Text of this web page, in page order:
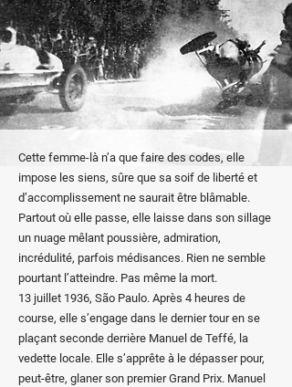
Cette femme-là n’a que faire des codes, elle
impose les siens, sûre que sa soif de liberté et
d’accomplissement ne saurait être blâmable.
Partout où elle passe, elle laisse dans son sillage
un nuage mêlant poussière, admiration,
incrédulité, parfois médisances. Rien ne semble
pourtant l’atteindre. Pas même la mort.
13 juillet 1936, São Paulo. Après 4 heures de
course, elle s’engage dans le dernier tour en se
plaçant seconde derrière Manuel de Teffé, la
vedette locale. Elle s’apprête à le dépasser pour,
peut-être, glaner son premier Grand Prix. Manuel